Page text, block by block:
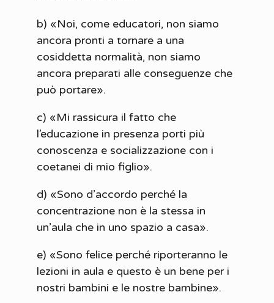
b) «Noi, come educatori, non siamo
ancora pronti a tornare a una
cosiddetta normalità, non siamo
ancora preparati alle conseguenze che
può portare».
c) «Mi rassicura il fatto che
l’educazione in presenza porti più
conoscenza e socializzazione con i
coetanei di mio figlio».
d) «Sono d’accordo perché la
concentrazione non è la stessa in
un’aula che in uno spazio a casa».
e) «Sono felice perché riporteranno le
lezioni in aula e questo è un bene per i
nostri bambini e le nostre bambine».